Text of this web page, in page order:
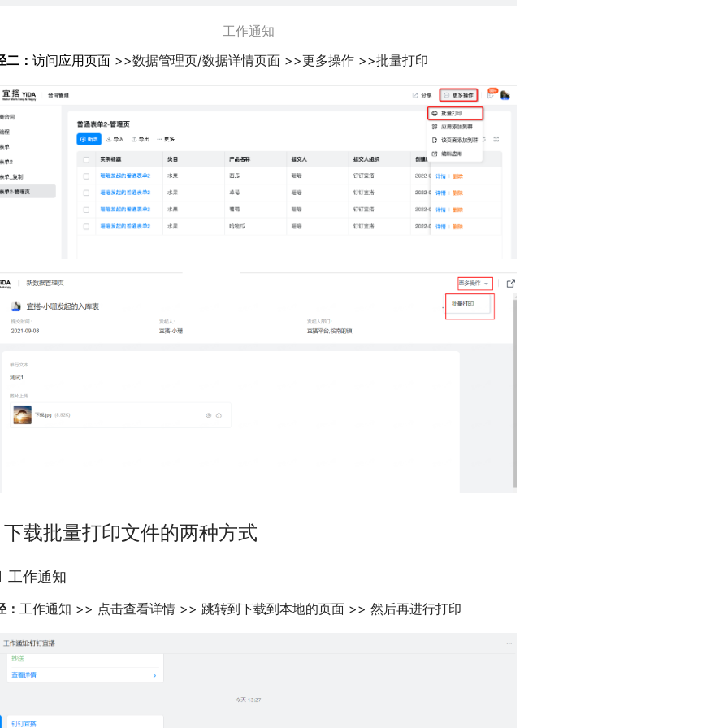
工作通知
二： 访问应用页面 >>数据管理页/数据详情页面 >>更多操作 >>批量打印
载批量打印文件的两种方式
工作通知
： 工作通知 >> 点击查看详情 >> 跳转到下载到本地的页面 >> 然后再进行打印